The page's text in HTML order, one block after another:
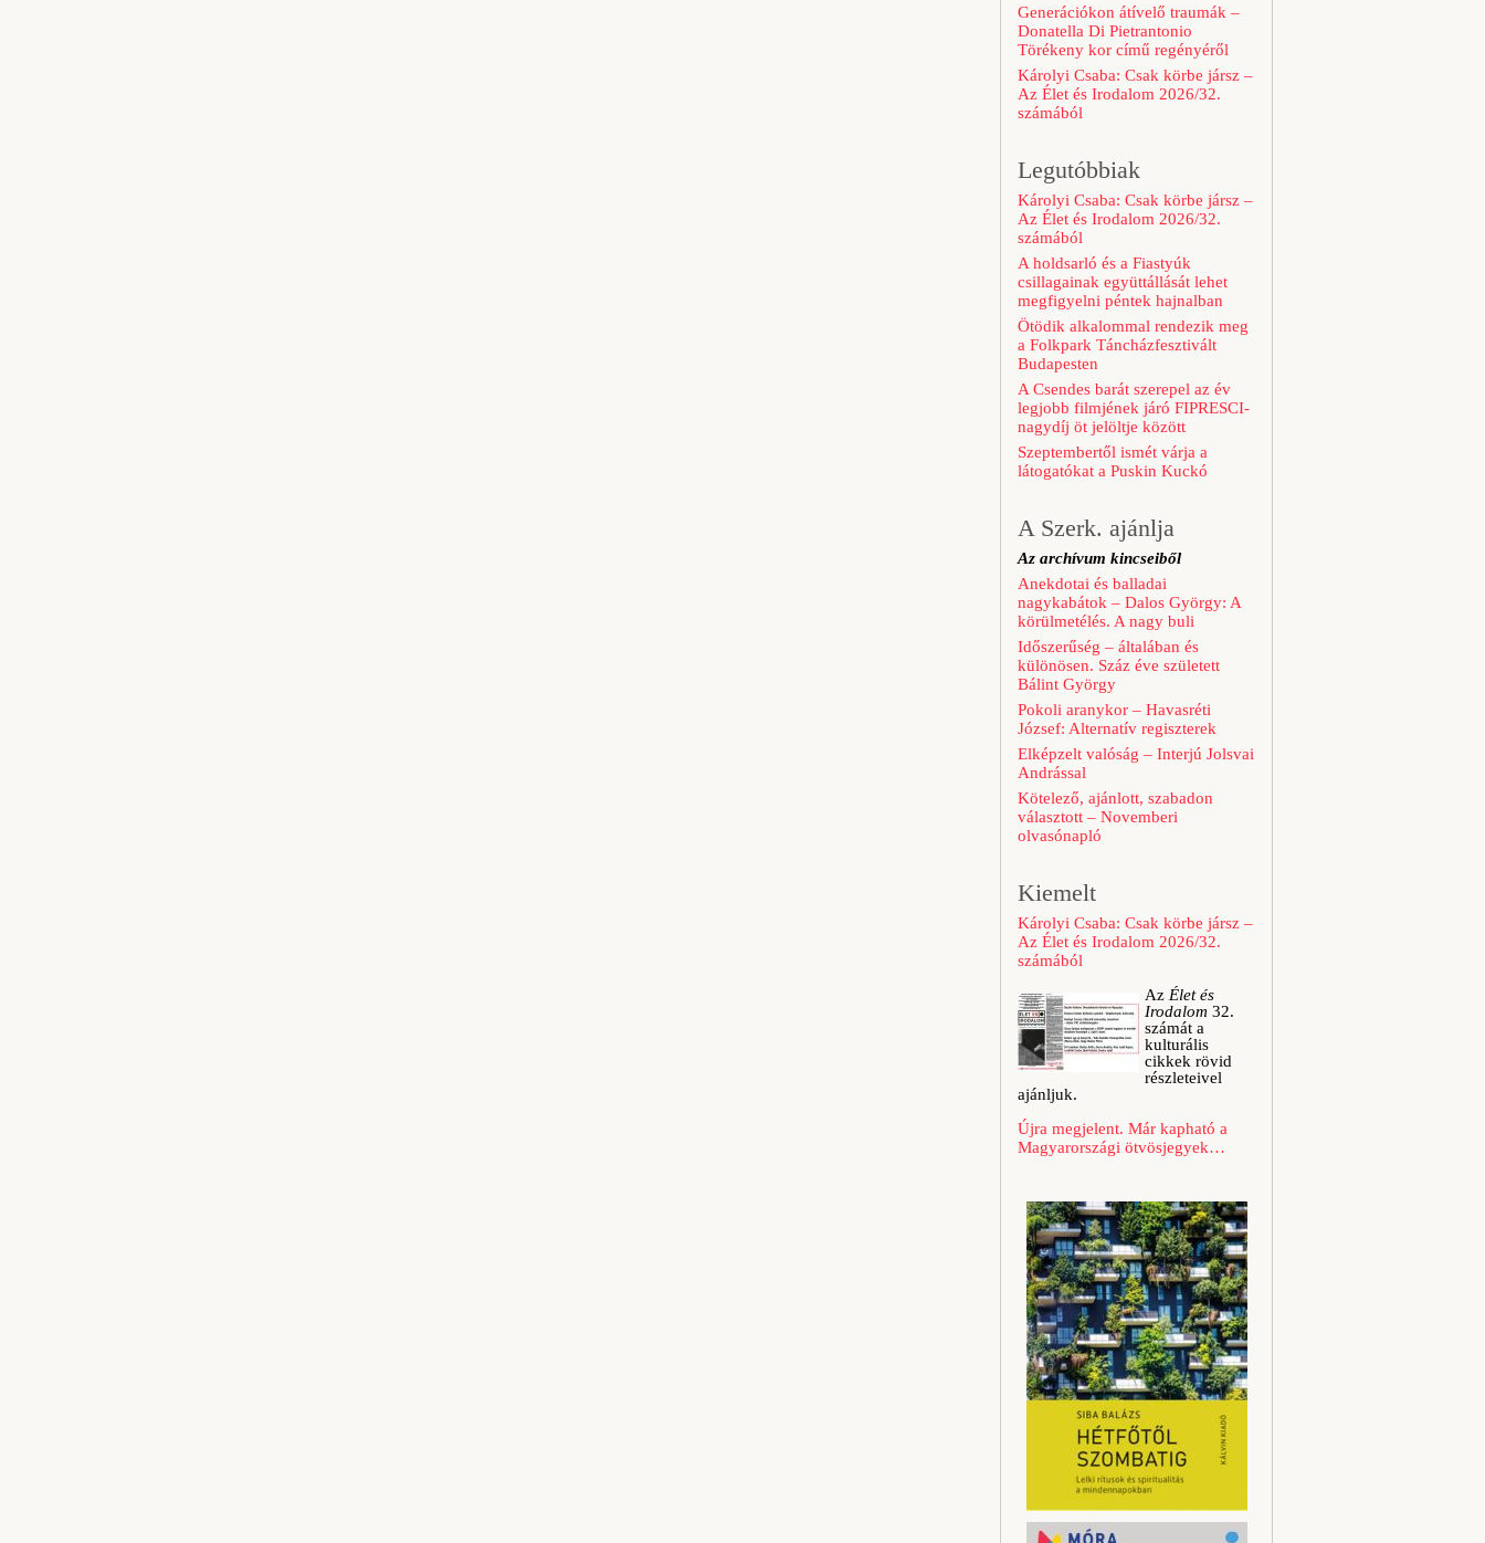
Generációkon átívelő traumák –
Donatella Di Pietrantonio
Törékeny kor című regényéről
Károlyi Csaba: Csak körbe jársz –
Az Élet és Irodalom 2026/32.
számából
Legutóbbiak
Károlyi Csaba: Csak körbe jársz –
Az Élet és Irodalom 2026/32.
számából
A holdsarló és a Fiastyúk
csillagainak együttállását lehet
megfigyelni péntek hajnalban
Ötödik alkalommal rendezik meg
a Folkpark Táncházfesztivált
Budapesten
A Csendes barát szerepel az év
legjobb filmjének járó FIPRESCI-
nagydíj öt jelöltje között
Szeptembertől ismét várja a
látogatókat a Puskin Kuckó
A Szerk. ajánlja
Az archívum kincseiből
Anekdotai és balladai
nagykabátok – Dalos György: A
körülmetélés. A nagy buli
Időszerűség – általában és
különösen. Száz éve született
Bálint György
Pokoli aranykor – Havasréti
József: Alternatív regiszterek
Elképzelt valóság – Interjú Jolsvai
Andrással
Kötelező, ajánlott, szabadon
választott – Novemberi
olvasónapló
Kiemelt
Károlyi Csaba: Csak körbe jársz –
Az Élet és Irodalom 2026/32.
számából
Az Élet és
Irodalom 32.
számát a
kulturális
cikkek rövid
részleteivel
ajánljuk.
Újra megjelent. Már kapható a
Magyarországi ötvösjegyek…